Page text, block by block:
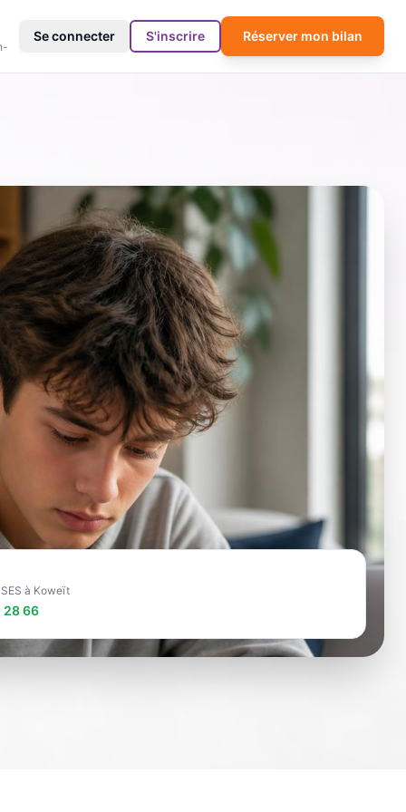
Se connecter S'inscrire Réserver mon bilan
à Koweït
28 66